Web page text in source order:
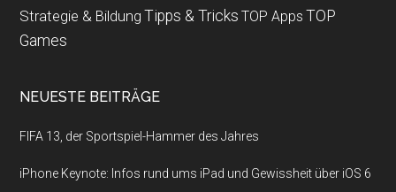
Strategie & Bildung Tipps & Tricks TOP Apps TOP
Games
NEUESTE BEITRÄGE
FIFA 13, der Sportspiel-Hammer des Jahres
iPhone Keynote: Infos rund ums iPad und Gewissheit über iOS 6